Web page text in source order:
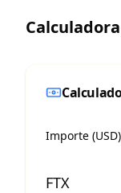
Importe
FTX